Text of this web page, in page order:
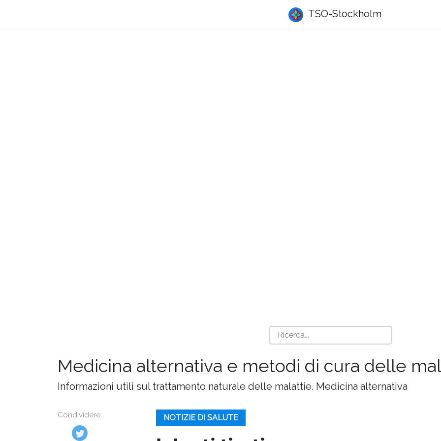
TSO-Stockholm
Medicina alternativa e metodi di cura delle
Informazioni utili sul trattamento naturale delle malattie. Medicina alternativa
Condividere: NOTIZIE DI SALUTE